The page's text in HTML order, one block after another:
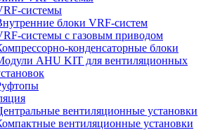
системы
блоки VRF-систем
системы с газовым приводом
конденсаторные блоки
AHU KIT для вентиляционных
вентиляционные установки
вентиляционные установки